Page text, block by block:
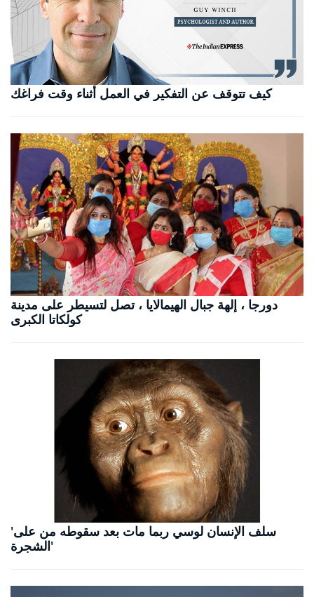
كيف تتوقف عن التفكير في العمل أثناء وقت فراغك
دورجا ، إلهة جبال الهيمالايا ، تصل لتسيطر على مدينة
كولكاتا الكبرى
'سلف الإنسان لوسي ربما مات بعد سقوطه من على
الشجرة'